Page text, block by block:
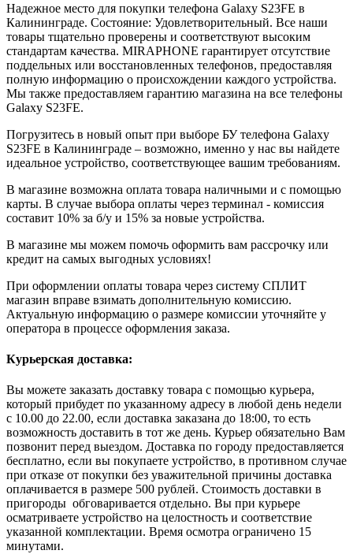
Надежное место для покупки телефона Galaxy S23FE в
Калининграде. Состояние: Удовлетворительный. Все наши
товары тщательно проверены и соответствуют высоким
стандартам качества. MIRAPHONE гарантирует отсутствие
поддельных или восстановленных телефонов, предоставляя
полную информацию о происхождении каждого устройства.
Мы также предоставляем гарантию магазина на все телефоны
Galaxy S23FE.
Погрузитесь в новый опыт при выборе БУ телефона Galaxy
S23FE в Калининграде – возможно, именно у нас вы найдете
идеальное устройство, соответствующее вашим требованиям.
В магазине возможна оплата товара наличными и с помощью
карты. В случае выбора оплаты через терминал - комиссия
составит 10% за б/у и 15% за новые устройства.
В магазине мы можем помочь оформить вам рассрочку или
кредит на самых выгодных условиях!
При оформлении оплаты товара через систему СПЛИТ
магазин вправе взимать дополнительную комиссию.
Актуальную информацию о размере комиссии уточняйте у
оператора в процессе оформления заказа.
Курьерская доставка:
Вы можете заказать доставку товара с помощью курьера,
который прибудет по указанному адресу в любой день недели
с 10.00 до 22.00, если доставка заказана до 18:00, то есть
возможность доставить в тот же день. Курьер обязательно Вам
позвонит перед выездом. Доставка по городу предоставляется
бесплатно, если вы покупаете устройство, в противном случае
при отказе от покупки без уважительной причины доставка
оплачивается в размере 500 рублей. Стоимость доставки в
пригороды обговаривается отдельно. Вы при курьере
осматриваете устройство на целостность и соответствие
указанной комплектации. Время осмотра ограничено 15
минутами.